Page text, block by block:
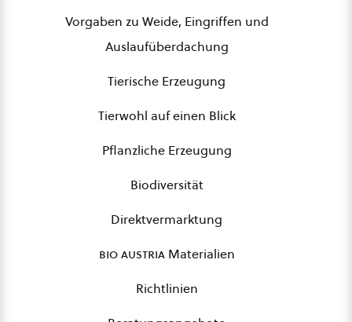
Vorgaben zu Weide, Eingriffen und
Auslaufüberdachung
Tierische Erzeugung
Tierwohl auf einen Blick
Pflanzliche Erzeugung
Biodiversität
Direktvermarktung
bio austriaMaterialien
Richtlinien